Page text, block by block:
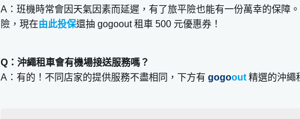
A：班機時常會因天氣因素而延遲，有了旅平險也能有一份萬幸的保障
險，現在由此投保還抽 gogoout 租車 500 元優惠券！
Q：沖繩租車會有機場接送服務嗎？
A：有的！不同店家的提供服務不盡相同，下方有 gogoout 精選的沖繩